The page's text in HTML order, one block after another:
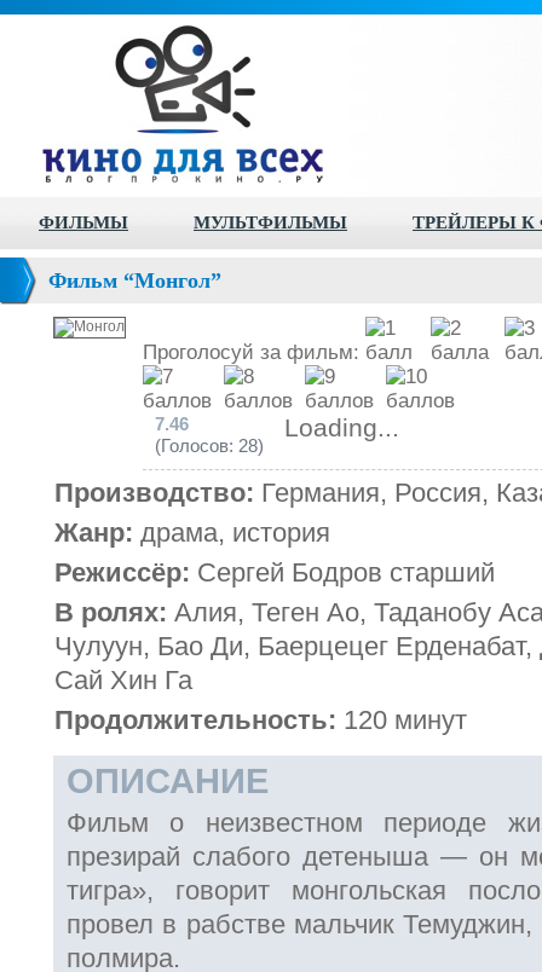
ФИЛЬМЫ МУЛЬТФИЛЬМЫ ТРЕЙЛЕРЫ
Фильм “Монгол”
Проголосуй за фильм:
7.46
(Голосов: 28)
Loading...
Производство: Германия, Россия,
Жанр: драма, история
Режиссёр: Сергей Бодров старший
В ролях: Алия, Теген Ао, Таданобу
Чулуун, Бао Ди, Баерцецег
Сай Хин Га
Продолжительность: 120 минут
ОПИСАНИЕ
Фильм о неизвестном периоде
презирай слабого детеныша — он
тигра», говорит монгольская
провел в рабстве мальчик
полмира.